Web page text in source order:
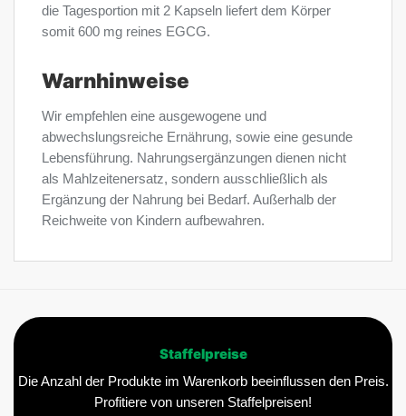
die Tagesportion mit 2 Kapseln liefert dem Körper
somit 600 mg reines EGCG.
Warnhinweise
Wir empfehlen eine ausgewogene und
abwechslungsreiche Ernährung, sowie eine gesunde
Lebensführung. Nahrungsergänzungen dienen nicht
als Mahlzeitenersatz, sondern ausschließlich als
Ergänzung der Nahrung bei Bedarf. Außerhalb der
Reichweite von Kindern aufbewahren.
Staffelpreise
Die Anzahl der Produkte im Warenkorb beeinflussen den Preis.
Profitiere von unseren Staffelpreisen!